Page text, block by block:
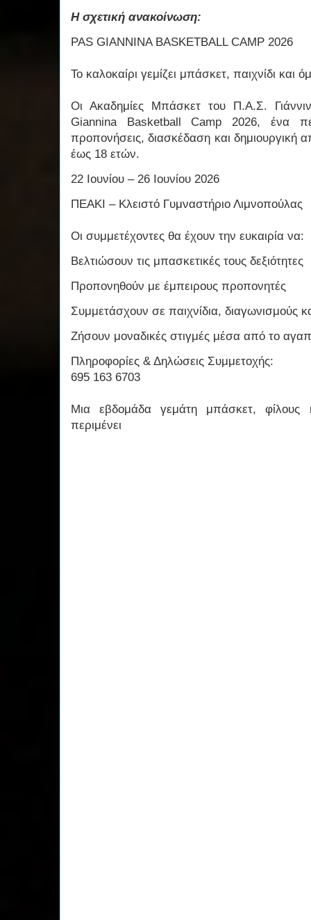
Η σχετική ανακοίνωση:
PAS GIANNINA BASKETBALL CAMP 2026
Το καλοκαίρι γεμίζει μπάσκετ, παιχνίδι και
Οι Ακαδημίες Μπάσκετ του Π.Α.Σ.
Giannina Basketball Camp 2026, ένα
προπονήσεις, διασκέδαση και δημιουργική
έως 18 ετών.
22 Ιουνίου – 26 Ιουνίου 2026
ΠΕΑΚΙ – Κλειστό Γυμναστήριο Λιμνοπούλας
Οι συμμετέχοντες θα έχουν την ευκαιρία να:
Βελτιώσουν τις μπασκετικές τους δεξιότητες
Προπονηθούν με έμπειρους προπονητές
Συμμετάσχουν σε παιχνίδια, διαγωνισμούς
Ζήσουν μοναδικές στιγμές μέσα από το
Πληροφορίες & Δηλώσεις Συμμετοχής:
695 163 6703
Μια εβδομάδα γεμάτη μπάσκετ, φίλους
περιμένει